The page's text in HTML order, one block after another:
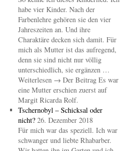
habe vier Kinder. Nach der
Farbenlehre gehören sie den vier
Jahreszeiten an. Und ihre
Charaktäre decken sich damit. Für
mich als Mutter ist das aufregend,
denn sie sind nicht nur völlig
unterschiedlich, sie ergänzen …
Weiterlesen → Der Beitrag Es war
eine Mutter erschien zuerst auf
Margit Ricarda Rolf.
Tschernobyl – Schicksal oder
nicht? 26. Dezember 2018
Für mich war das speziell. Ich war
schwanger und liebte Rhabarber.